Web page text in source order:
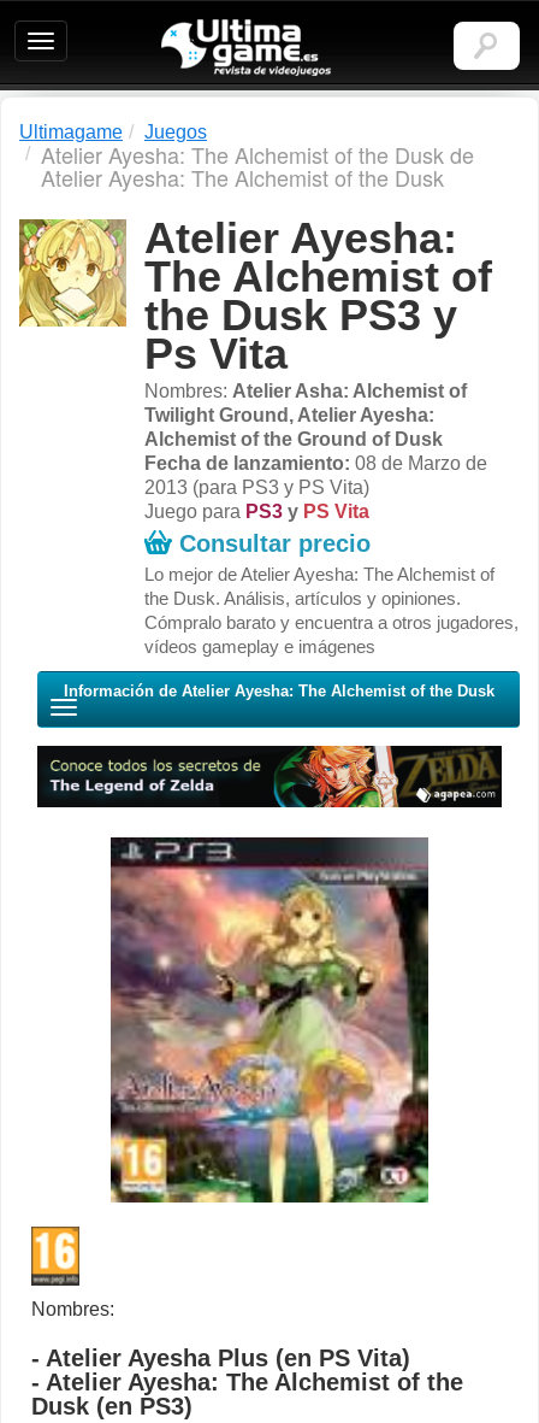
Ultimagame:
Revista
de
Ultimagame Juegos
Atelier Ayesha: The Alchemist of the Dusk de
Atelier Ayesha: The Alchemist of the Dusk
Atelier Ayesha:
The Alchemist of
the Dusk PS3 y
Ps Vita
Nombres: Atelier Asha: Alchemist of
Twilight Ground, Atelier Ayesha:
Alchemist of the Ground of Dusk
Fecha de lanzamiento: 08 de Marzo de
2013 (para PS3 y PS Vita)
Juego para PS3 y PS Vita
Consultar precio
Lo mejor de Atelier Ayesha: The Alchemist of
the Dusk. Análisis, artículos y opiniones.
Cómpralo barato y encuentra a otros jugadores,
vídeos gameplay e imágenes
Información de Atelier Ayesha: The Alchemist of the Dusk
Nombres:
- Atelier Ayesha Plus (en PS Vita)
- Atelier Ayesha: The Alchemist of the
Dusk (en PS3)